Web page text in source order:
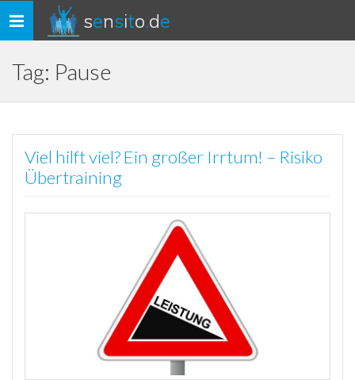
Toggle
navigation
sensito.de
Tag: Pause
Viel hilft viel? Ein großer Irrtum! – Risiko
Übertraining